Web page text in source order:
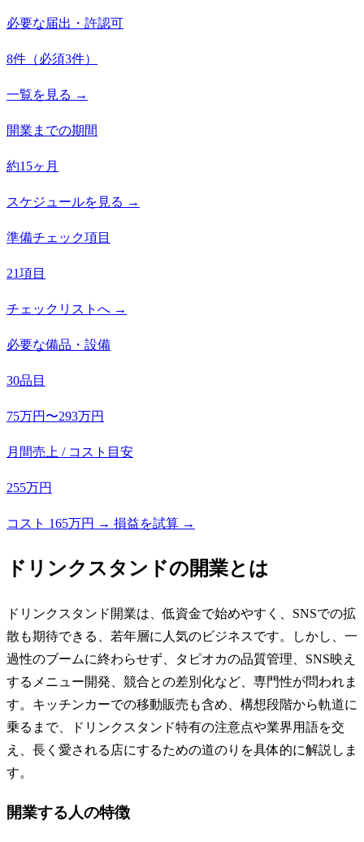
必要な届出・許認可
8件 （必須3件）
一覧を見る →
開業までの期間
約15ヶ月
スケジュールを見る →
準備チェック項目
21項目
チェックリストへ →
必要な備品・設備
30品目
75万円〜293万円
月間売上 / コスト目安
255万円
コスト 165万円 → 損益を試算 →
ドリンクスタンドの開業とは
ドリンクスタンド開業は、低資金で始めやすく、SNSでの拡
散も期待できる、若年層に人気のビジネスです。しかし、一
過性のブームに終わらせず、タピオカの品質管理、SNS映え
するメニュー開発、競合との差別化など、専門性が問われま
す。キッチンカーでの移動販売も含め、構想段階から軌道に
乗るまで、ドリンクスタンド特有の注意点や業界用語を交
え、長く愛される店にするための道のりを具体的に解説しま
す。
開業する人の特徴